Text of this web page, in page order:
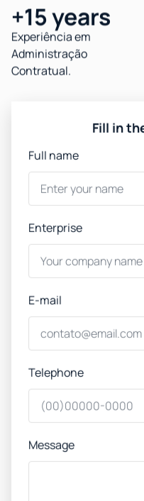
+15 years
Experiência em
Administração
Contratual.
Fill in
Full name
Enterprise
E-mail
Telephone
Message